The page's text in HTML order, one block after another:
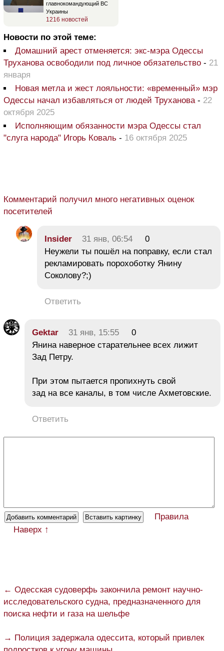
главнокомандующий ВС
Украины
1216 новостей
Новости по этой теме:
Домашний арест отменяется: экс-мэра Одессы
Труханова освободили под личное обязательство - 21
января
Новая метла и жест лояльности: «временный» мэр
Одессы начал избавляться от людей Труханова- 22
октября 2025
Исполняющим обязанности мэра Одессы стал
"слуга народа" Игорь Коваль - 16 октября 2025
Комментарий получил много негативных оценок
посетителей
Insider 31 янв, 06:54
0
Неужели ты пошёл на поправку, если стал
рекламировать порохоботку Янину
Соколову?;)
Ответить
Gektar 31 янв, 15:55
0
Янина наверное старательнее всех лижит
Зад Петру.
При этом пытается пропихнуть свой
зад на все каналы, в том числе Ахметовские.
Ответить
Правила
Наверх ↑
← Одесская судоверфь закончила ремонт научно-
исследовательского судна, предназначенного для
поиска нефти и газа на шельфе
→ Полиция задержала одессита, который привлек